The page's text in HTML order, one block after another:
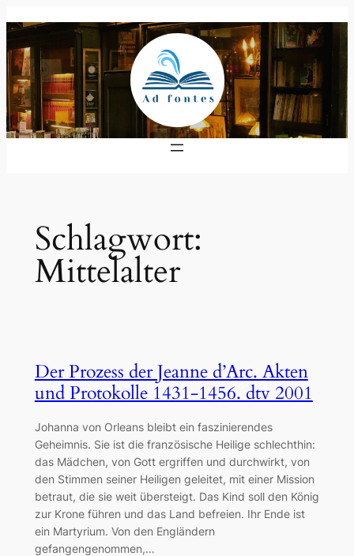
Inhalt
springen
Schlagwort:
Mittelalter
Der Prozess der Jeanne d’Arc. Akten
und Protokolle 1431-1456. dtv 2001
Johanna von Orleans bleibt ein faszinierendes
Geheimnis. Sie ist die französische Heilige schlechthin:
das Mädchen, von Gott ergriffen und durchwirkt, von
den Stimmen seiner Heiligen geleitet, mit einer Mission
betraut, die sie weit übersteigt. Das Kind soll den König
zur Krone führen und das Land befreien. Ihr Ende ist
ein Martyrium. Von den Engländern
gefangengenommen,…